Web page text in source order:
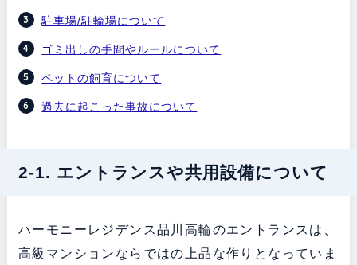
駐車場/駐輪場について
ゴミ出しの手間やルールについて
ペットの飼育について
過去に起こった事故について
2-1. エントランスや共用設備について
ハーモニーレジデンス品川高輪のエントランスは、
高級マンションならではの上品な作りとなっていま